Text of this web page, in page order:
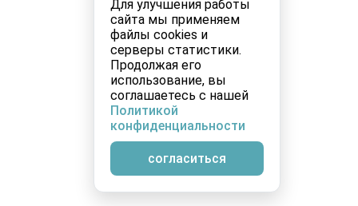
Для улучшения работы
сайта мы применяем
файлы cookies и
серверы статистики.
Продолжая его
использование, вы
соглашаетесь с нашей
Политикой
конфиденциальности
согласиться